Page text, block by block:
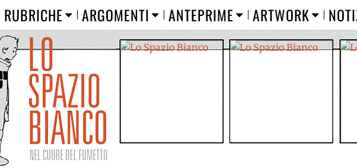
RUBRICHE ARGOMENTI ANTEPRIME ARTWORK